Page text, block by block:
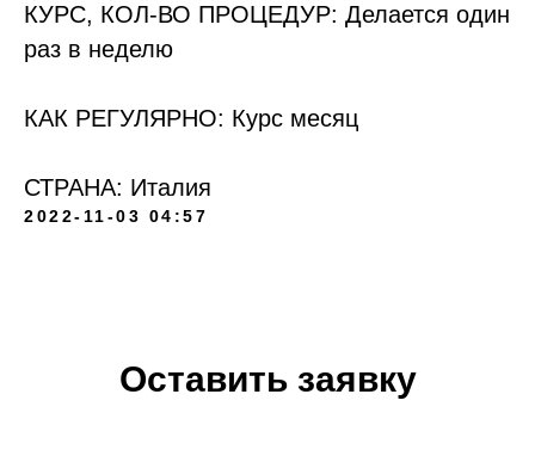
КУРС, КОЛ-ВО ПРОЦЕДУР: Делается один
раз в неделю
КАК РЕГУЛЯРНО: Курс месяц
СТРАНА: Италия
2022-11-03 04:57
Оставить заявку